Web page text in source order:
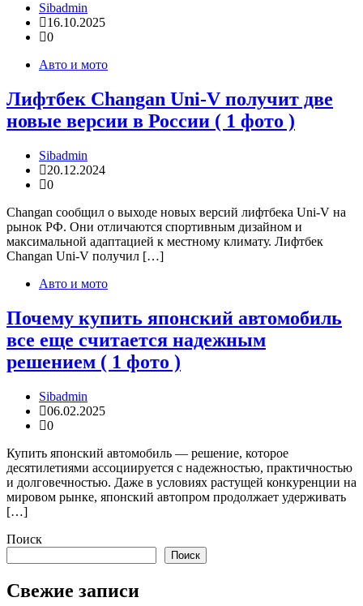
Sibadmin
16.10.2025
0
Авто и мото
Лифтбек Changan Uni-V получит две
новые версии в России ( 1 фото )
Sibadmin
20.12.2024
0
Changan сообщил о выходе новых версий лифтбека Uni-V на
рынок РФ. Они отличаются спортивным дизайном и
максимальной адаптацией к местному климату. Лифтбек
Changan Uni-V получил […]
Авто и мото
Почему купить японский автомобиль
все еще считается надежным
решением ( 1 фото )
Sibadmin
06.02.2025
0
Купить японский автомобиль — решение, которое
десятилетиями ассоциируется с надежностью, практичностью
и долговечностью. Даже в условиях растущей конкуренции на
мировом рынке, японский автопром продолжает удерживать
[…]
Поиск
Поиск
Свежие записи